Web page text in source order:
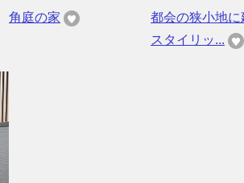
角庭の家
都会の狭小地に
スタイリッ...